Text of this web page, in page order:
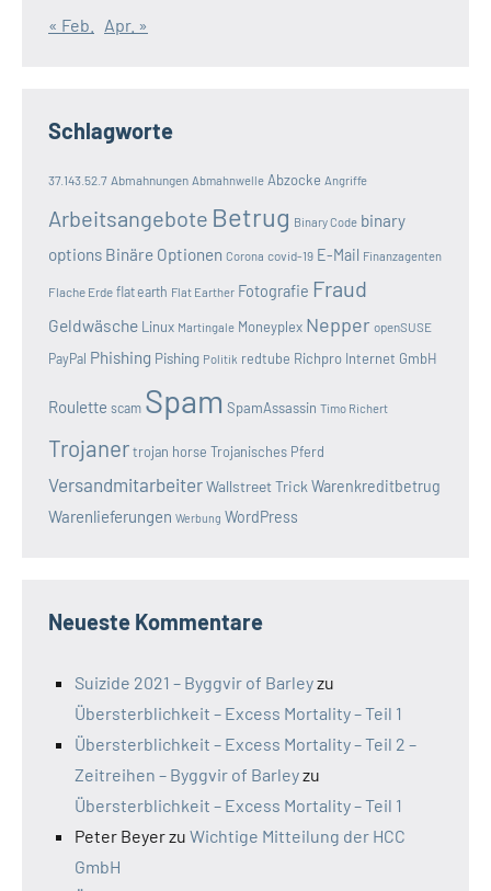
« Feb. Apr. »
Schlagworte
37.143.52.7 Abmahnungen Abmahnwelle Abzocke Angriffe
Arbeitsangebote Betrug Binary Code binary
options Binäre Optionen Corona covid-19 E-Mail Finanzagenten
Flache Erde flat earth Flat Earther Fotografie Fraud
Geldwäsche Linux Martingale Moneyplex Nepper openSUSE
PayPal Phishing Pishing Politik redtube Richpro Internet GmbH
Roulette scam Spam SpamAssassin Timo Richert
Trojanertrojan horse Trojanisches Pferd
VersandmitarbeiterWallstreet Trick Warenkreditbetrug
Warenlieferungen Werbung WordPress
Neueste Kommentare
Suizide 2021 – Byggvir of Barleyzu
Übersterblichkeit – Excess Mortality – Teil 1
Übersterblichkeit – Excess Mortality – Teil 2 –
Zeitreihen – Byggvir of Barleyzu
Übersterblichkeit – Excess Mortality – Teil 1
Peter Beyerzu Wichtige Mitteilung der HCC
GmbH